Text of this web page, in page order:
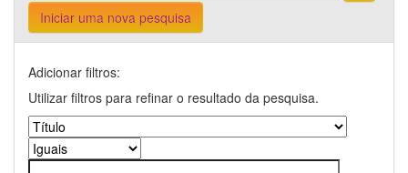
Iniciar uma nova pesquisa
Adicionar filtros:
Utilizar filtros para refinar o resultado da pesquisa.